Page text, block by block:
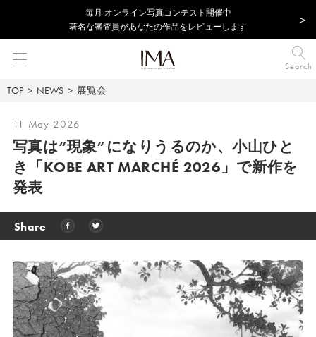
毎⽉ オンライン写真コンテスト開催中
著名な審査員があなたの作品をレビューします
Search
TOP NEWS 展覧会
11 May 2026
写真は“現象”になりうるのか、小山ひと
き「KOBE ART MARCHÉ 2026」で新作を
発表
Share